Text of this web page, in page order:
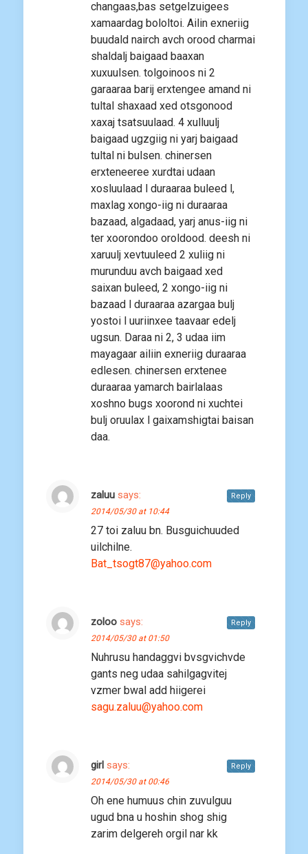
changaas,bas setgelzuigees
xamaardag bololtoi. Ailin exneriig
buudald nairch avch orood charmai
shaldalj baigaad baaxan
xuxuulsen. tolgoinoos ni 2
garaaraa barij erxtengee amand ni
tultal shaxaad xed otsgonood
xaxaj tsatsuulaad. 4 xulluulj
baigaad ugzgiig ni yarj baigaad
tultal ni bulsen. chinersen
erxteneeree xurdtai udaan
xosluulaad l duraaraa buleed l,
maxlag xongo-iig ni duraaraa
bazaad, algadaad, yarj anus-iig ni
ter xoorondoo oroldood. deesh ni
xaruulj xevtuuleed 2 xuliig ni
murunduu avch baigaad xed
saixan buleed, 2 xongo-iig ni
bazaad l duraaraa azargaa bulj
yostoi l uuriinxee taavaar edelj
ugsun. Daraa ni 2, 3 udaa iim
mayagaar ailiin exneriig duraaraa
edlesen. chinersen erxtenee
duraaraa yamarch bairlalaas
xoshno bugs xoorond ni xuchtei
bulj oruulax l gaixamshigtai baisan
daa.
zaluu says:
2014/05/30 at 10:44
27 toi zaluu bn. Busguichuuded
uilchilne.
Bat_tsogt87@yahoo.com
Reply
zoloo says:
2014/05/30 at 01:50
Nuhrusu handaggvi bvsgvichvde
gants neg udaa sahilgagvitej
vzmer bwal add hiigerei
sagu.zaluu@yahoo.com
Reply
girl says:
2014/05/30 at 00:46
Oh ene humuus chin zuvulguu
ugud bna u hoshin shog shig
zarim delgereh orgil nar kk
Reply